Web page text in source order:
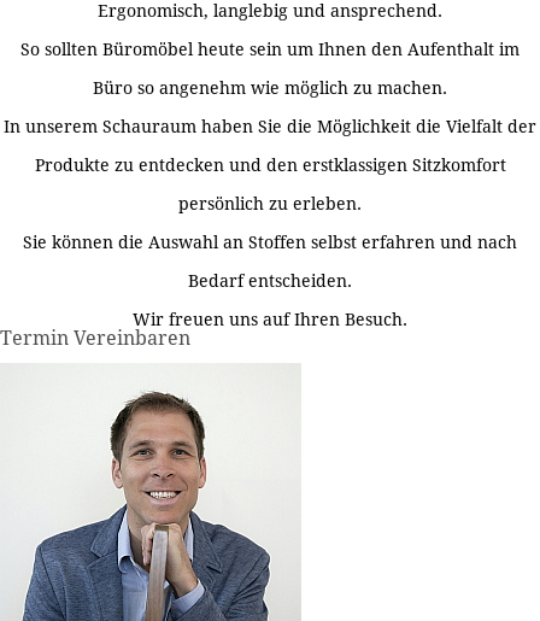
Ergonomisch, langlebig und ansprechend.
So sollten Büromöbel heute sein um Ihnen den Aufenthalt im
Büro so angenehm wie möglich zu machen.
In unserem Schauraum haben Sie die Möglichkeit die Vielfalt der
Produkte zu entdecken und den erstklassigen Sitzkomfort
persönlich zu erleben.
Sie können die Auswahl an Stoffen selbst erfahren und nach
Bedarf entscheiden.
Wir freuen uns auf Ihren Besuch.
Termin Vereinbaren